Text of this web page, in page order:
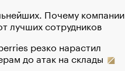
Почему компании
лучших сотрудников
резко нарастил
до атак на склады